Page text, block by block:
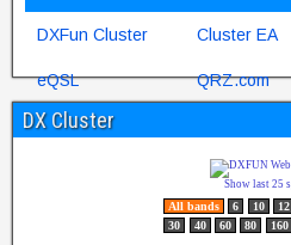
DXFun Cluster Cluster EA
eQSL QRZ.com
15TANGO2
David
DX Cluster